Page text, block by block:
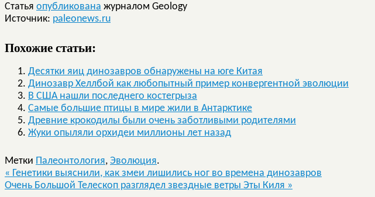
Статья опубликована журналом Geology
Источник: paleonews.ru
Похожие статьи:
Десятки яиц динозавров обнаружены на юге Китая
Динозавр Хеллбой как любопытный пример конвергентной эволюции
В США нашли последнего костегрыза
Самые большие птицы в мире жили в Антарктике
Древние крокодилы были очень заботливыми родителями
Жуки опыляли орхидеи миллионы лет назад
Метки Палеонтология, Эволюция.
« Генетики выяснили, как змеи лишились ног во времена динозавров
Очень Большой Телескоп разглядел звездные ветры Эты Киля »